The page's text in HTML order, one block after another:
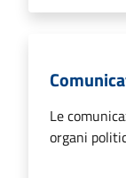
Le
organi